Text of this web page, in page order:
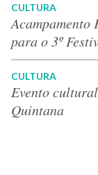
CULTURA
para o 3º
CULTURA
Evento
Quintana